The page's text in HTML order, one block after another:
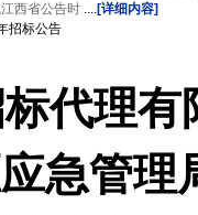
西省公告时 ....[详细内容]
招标公告
代理有
急管理